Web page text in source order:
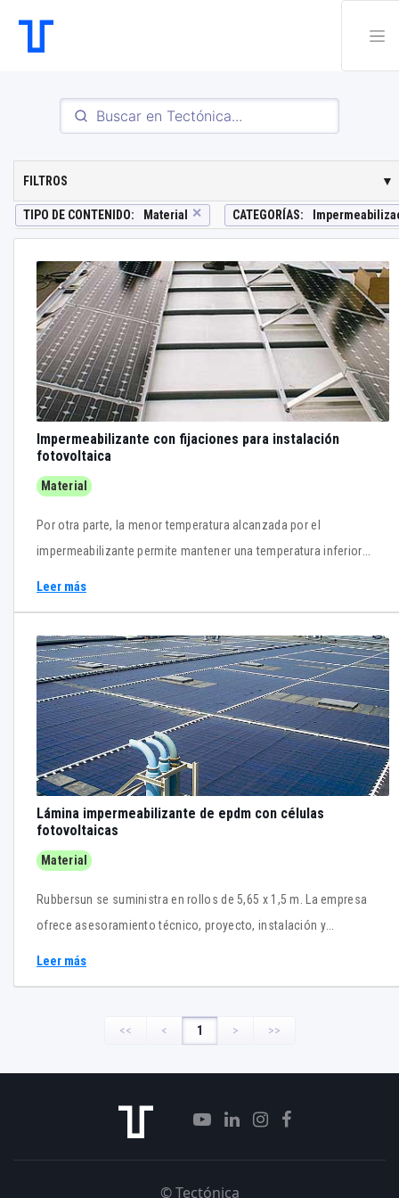
FILTROS ▼
TIPO DE CONTENIDO: Material ✕ CATEGORÍAS:
Impermeabilizante con fijaciones para instalación
fotovoltaica
Material
Por otra parte, la menor temperatura alcanzada por el
impermeabilizante permite mantener una temperatura inferior
Leer más
Lámina impermeabilizante de epdm con células
fotovoltaicas
Material
Rubbersun se suministra en rollos de 5,65 x 1,5 m. La empresa
ofrece asesoramiento técnico, proyecto, instalación y
Leer más
<< < 1 > >>
© Tectónica